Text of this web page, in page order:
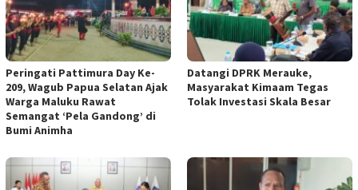
Peringati Pattimura Day Ke-
209, Wagub Papua Selatan Ajak
Warga Maluku Rawat
Semangat ‘Pela Gandong’ di
Bumi Animha
Datangi DPRK Merauke,
Masyarakat Kimaam Tegas
Tolak Investasi Skala Besar